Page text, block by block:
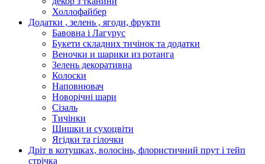
Холлофайбер
Додатки , зелень , ягоди, фрукти
Бавовна і Лагурус
Букети складних тичінок та додатки
Веночки и шарики из ротанга
Зелень декоративна
Колоски
Наповнювач
Новорічні шари
Сізаль
Тичінки
Шишки и сухоцвіти
Ягідки та гілочки
Дріт в котушках, волосінь, флористичний прут і тейп
стрічка